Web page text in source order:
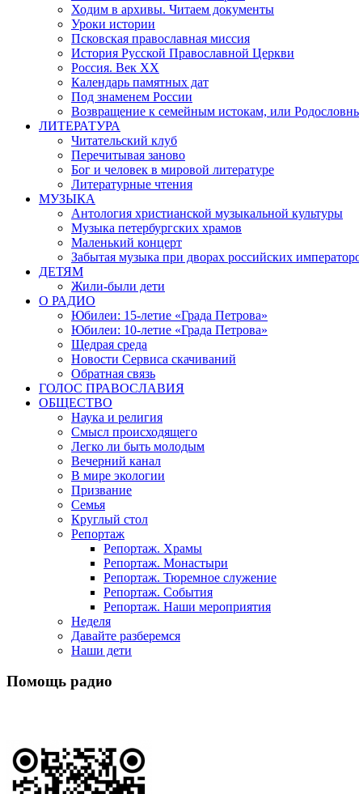
Ходим в архивы. Читаем документы
Уроки истории
Псковская православная миссия
История Русской Православной Церкви
Россия. Век ХХ
Календарь памятных дат
Под знаменем России
Возвращение к семейным истокам, или
ЛИТЕРАТУРА
Читательский клуб
Перечитывая заново
Бог и человек в мировой литературе
Литературные чтения
МУЗЫКА
Антология христианской музыкальной культуры
Музыка петербургских храмов
Маленький концерт
Забытая музыка при дворах российских
ДЕТЯМ
Жили-были дети
О РАДИО
Юбилеи: 15-летие «Града Петрова»
Юбилеи: 10-летие «Града Петрова»
Щедрая среда
Новости Сервиса скачиваний
Обратная связь
ГОЛОС ПРАВОСЛАВИЯ
ОБЩЕСТВО
Наука и религия
Смысл происходящего
Легко ли быть молодым
Вечерний канал
В мире экологии
Призвание
Семья
Круглый стол
Репортаж
Репортаж. Храмы
Репортаж. Монастыри
Репортаж. Тюремное служение
Репортаж. События
Репортаж. Наши мероприятия
Неделя
Давайте разберемся
Наши дети
Помощь радио